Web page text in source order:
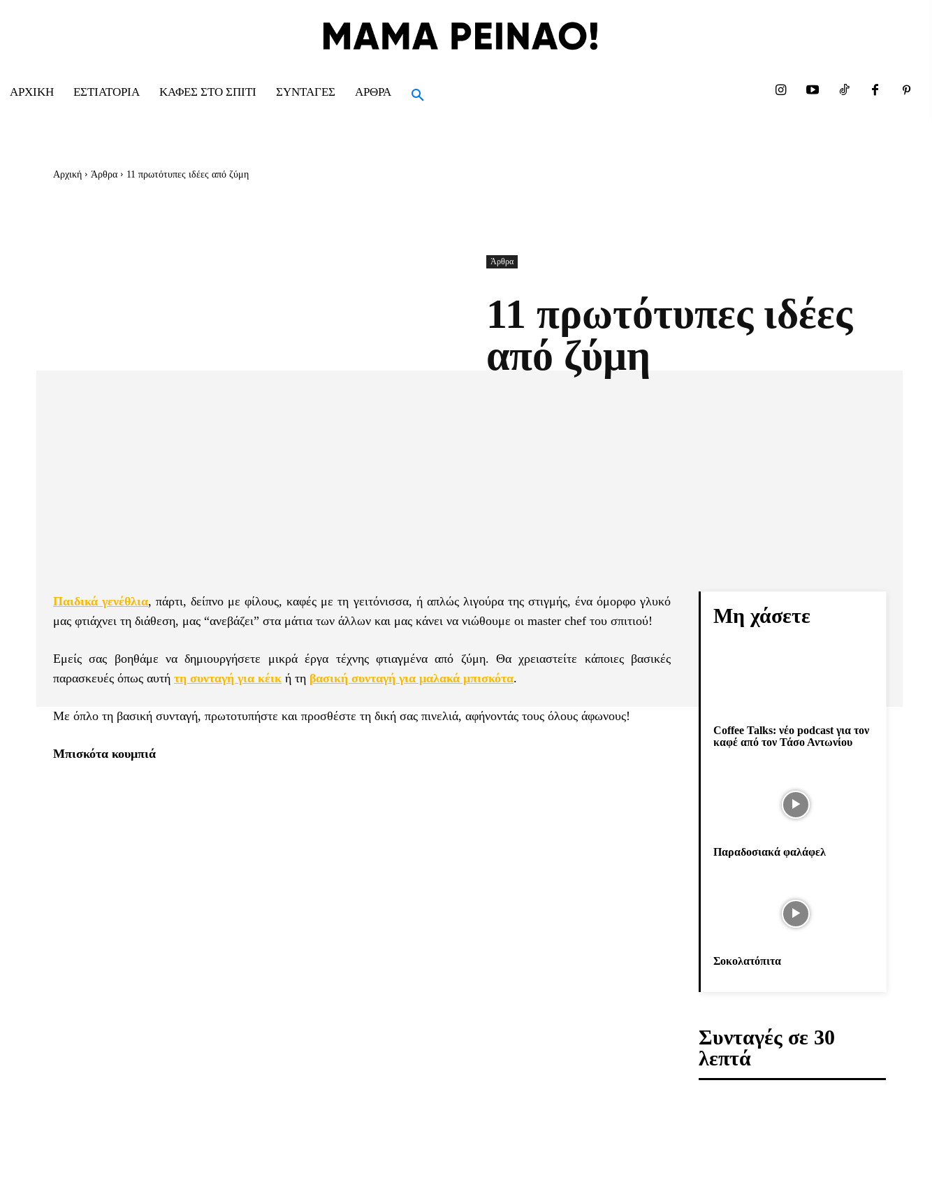
ΑΡΧΙΚΉ ΕΣΤΙΑΤΌΡΙΑ ΚΑΦΈΣ ΣΤΟ ΣΠΊΤΙ ΣΥΝΤΑΓΈΣ ΆΡΘΡΑ
Αρχική Άρθρα 11 πρωτότυπες ιδέες από ζύμη
Άρθρα
11 πρωτότυπες ιδέες
από ζύμη
Παιδικά γενέθλια, πάρτι, δείπνο με φίλους, καφές με τη γειτόνισσα, ή απλώς λιγούρα της στιγμής, ένα όμορφο γλυκό
μας φτιάχνει τη διάθεση, μας “ανεβάζει” στα μάτια των άλλων και μας κάνει να νιώθουμε οι master chef του σπιτιού!
Εμείς σας βοηθάμε να δημιουργήσετε μικρά έργα τέχνης φτιαγμένα από ζύμη. Θα χρειαστείτε κάποιες βασικές
παρασκευές όπως αυτή τη συνταγή για κέικ ή τη βασική συνταγή για μαλακά μπισκότα.
Με όπλο τη βασική συνταγή, πρωτοτυπήστε και προσθέστε τη δική σας πινελιά, αφήνοντάς τους όλους άφωνους!
Mπισκότα κουμπιά
Μη χάσετε
Coffee Talks: νέο podcast για τον
καφέ από τον Τάσο Αντωνίου
Παραδοσιακά φαλάφελ
Σοκολατόπιτα
Συνταγές σε 30
λεπτά